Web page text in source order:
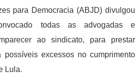
para Democracia (ABJD) divulgou
todas as advogadas e
ao sindicato, para prestar
possíveis excessos no cumprimento
Lula.